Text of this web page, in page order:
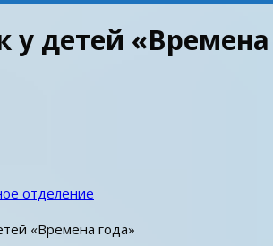
у детей «Времена
отделение
«Времена года»